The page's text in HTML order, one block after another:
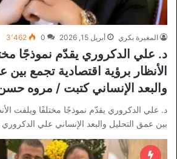
المغيرة بكري أبريل 15, 2026 0 3٬462
د. علي الدكروري يقدّم نموذجًا
الأنظار برؤية اقتصادية تجمع بين
والبعد الإنساني كتبت / مروه
د. علي الدكروري يقدّم نموذجًا مختلفًا ويلفت
بين عمق التحليل والبعد الإنساني علي